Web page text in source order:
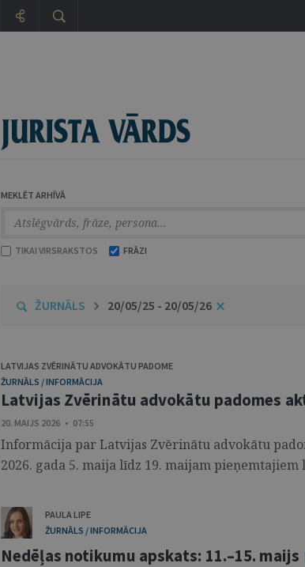
MEKLĒT ARHĪVĀ
TIKAI VIRSRAKSTOS FRĀZI
ŽURNĀLS 20/05/25 - 20/05/26
LATVIJAS ZVĒRINĀTU ADVOKĀTU PADOME
ŽURNĀLS / INFORMĀCIJA
Latvijas Zvērinātu advokātu padomes
20. MAIJS 2026 • 07:55
Informācija par Latvijas Zvērinātu advokātu
2026. gada 5. maija līdz 19. maijam pieņemtajiem
PAULA LIPE
ŽURNĀLS / INFORMĀCIJA
Nedēļas notikumu apskats: 11.–15. maijs